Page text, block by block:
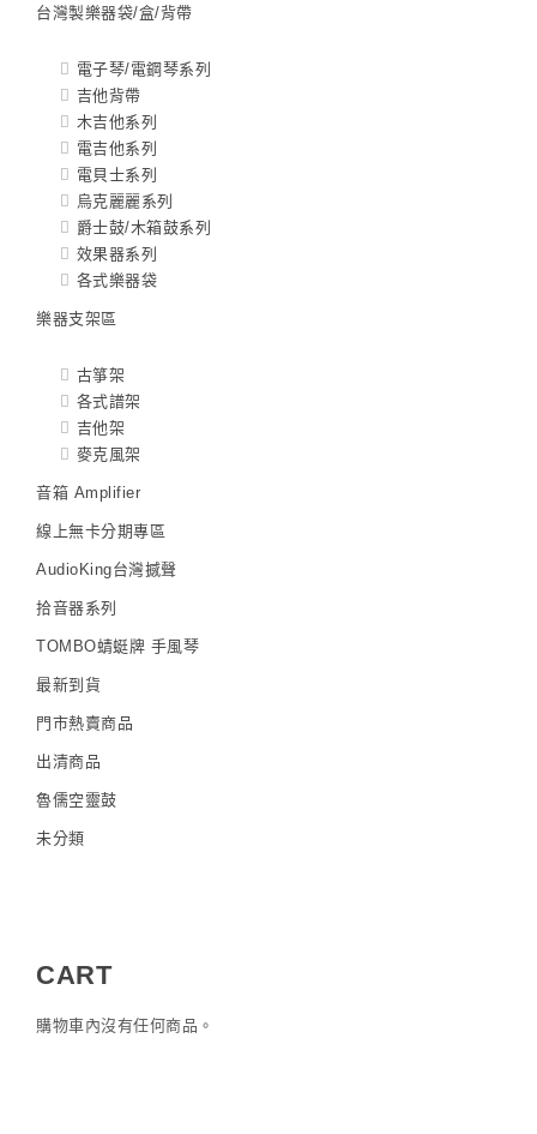
台灣製樂器袋/盒/背帶
電子琴/電鋼琴系列
吉他背帶
木吉他系列
電吉他系列
電貝士系列
烏克麗麗系列
爵士鼓/木箱鼓系列
效果器系列
各式樂器袋
樂器支架區
古箏架
各式譜架
吉他架
麥克風架
音箱 Amplifier
線上無卡分期專區
AudioKing台灣撼聲
拾音器系列
TOMBO蜻蜓牌 手風琴
最新到貨
門市熱賣商品
出清商品
魯儒空靈鼓
未分類
CART
購物車內沒有任何商品。